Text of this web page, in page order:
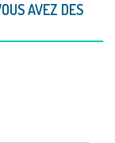
AVEZ DES